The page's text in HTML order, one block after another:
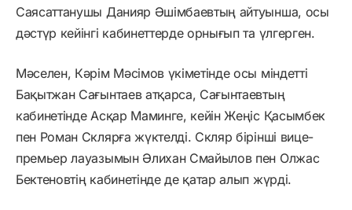
Саясаттанушы Данияр Әшімбаевтың айтуынша, осы
дәстүр кейінгі кабинеттерде орнығып та үлгерген.
Мәселен, Кәрім Мәсімов үкіметінде осы міндетті
Бақытжан Сағынтаев атқарса, Сағынтаевтың
кабинетінде Асқар Маминге, кейін Жеңіс Қасымбек
пен Роман Склярға жүктелді. Скляр бірінші вице-
премьер лауазымын Әлихан Смайылов пен Олжас
Бектеновтің кабинетінде де қатар алып жүрді.